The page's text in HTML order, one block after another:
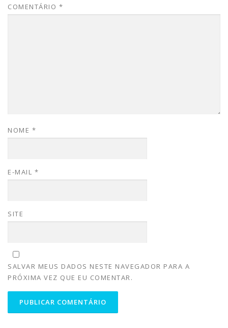
COMENTÁRIO *
NOME *
E-MAIL *
SITE
SALVAR MEUS DADOS NESTE NAVEGADOR PARA A
PRÓXIMA VEZ QUE EU COMENTAR.